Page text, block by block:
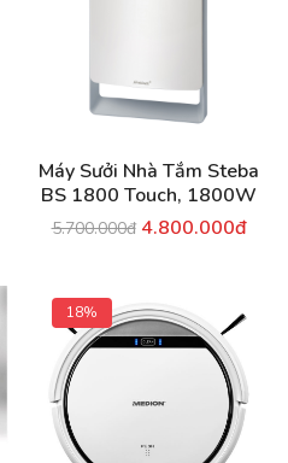
Máy Sưởi Nhà Tắm Steba
BS 1800 Touch, 1800W
5.700.000đ 4.800.000đ
18%